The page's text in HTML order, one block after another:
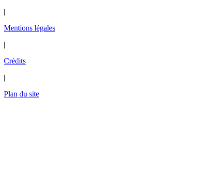
|
Mentions légales
|
Crédits
|
Plan du site